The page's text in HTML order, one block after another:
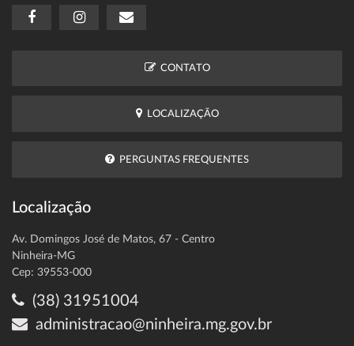
CONTATO
LOCALIZAÇÃO
PERGUNTAS FREQUENTES
Localização
Av. Domingos José de Matos, 67 - Centro
Ninheira-MG
Cep: 39553-000
(38) 31951004
administracao@ninheira.mg.gov.br